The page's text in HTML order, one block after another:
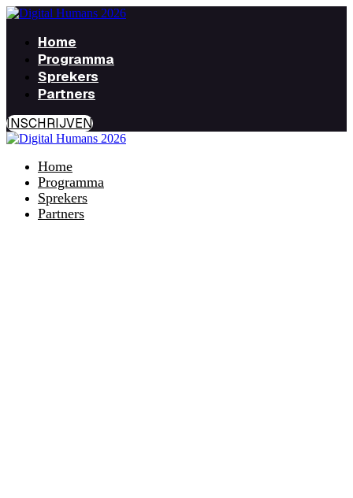
Home
Programma
Sprekers
Partners
INSCHRIJVEN
Home
Programma
Sprekers
Partners